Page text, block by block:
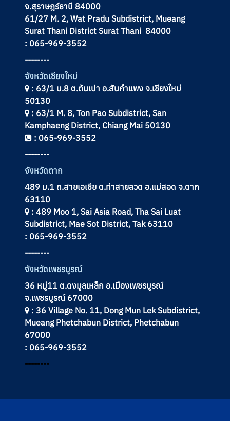
จ.สุราษฎร์ธานี 84000
61/27 M. 2, Wat Pradu Subdistrict, Mueang
Surat Thani District Surat Thani 84000
: 065-969-3552
--------
จังหวัดเชียงใหม่
: 63/1 ม.8 ต.ต้นเปา อ.สันกำแพง จ.เชียงใหม่
50130
: 63/1 M. 8, Ton Pao Subdistrict, San
Kamphaeng District, Chiang Mai 50130
: 065-969-3552
--------
จังหวัดตาก
489 ม.1 ถ.สายเอเชีย ต.ท่าสายลวด อ.แม่สอด จ.ตาก
63110
: 489 Moo 1, Sai Asia Road, Tha Sai Luat
Subdistrict, Mae Sot District, Tak 63110
: 065-969-3552
--------
จังหวัดเพชรบูรณ์
36 หมู่11 ต.ดงมูลเหล็ก อ.เมืองเพชรบูรณ์
จ.เพชรบูรณ์ 67000
: 36 Village No. 11, Dong Mun Lek Subdistrict,
Mueang Phetchabun District, Phetchabun
67000
: 065-969-3552
--------